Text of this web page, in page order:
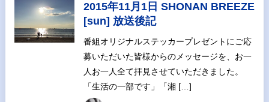
2015年11月1日 SHONAN BREEZE
[sun] 放送後記
番組オリジナルステッカープレゼントにご応
募いただいた皆様からのメッセージを、お一
人お一人全て拝見させていただきました。
「生活の一部です」「湘 […]